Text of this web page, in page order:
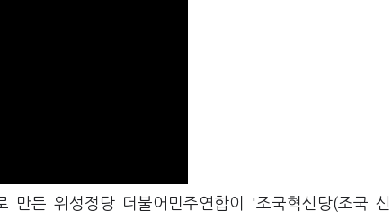
만든 위성정당 더불어민주연합이 '조국혁신당(조국 신